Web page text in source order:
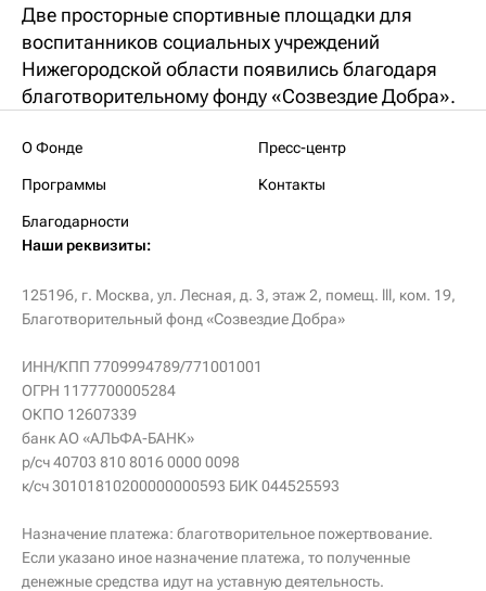
Две просторные спортивные площадки для
воспитанников социальных учреждений
Нижегородской области появились благодаря
благотворительному фонду «Созвездие Добра».
О Фонде
Программы
Благодарности
Пресс-центр
Контакты
Наши реквизиты:
125196, г. Москва, ул. Лесная, д. 3, этаж 2, помещ. lll, ком. 19,
Благотворительный фонд «Созвездие Добра»
ИНН/КПП 7709994789/771001001
ОГРН 1177700005284
ОКПО 12607339
банк АО «АЛЬФА-БАНК»
р/сч 40703 810 8016 0000 0098
к/сч 30101810200000000593 БИК 044525593
Назначение платежа: благотворительное пожертвование.
Если указано иное назначение платежа, то полученные
денежные средства идут на уставную деятельность.